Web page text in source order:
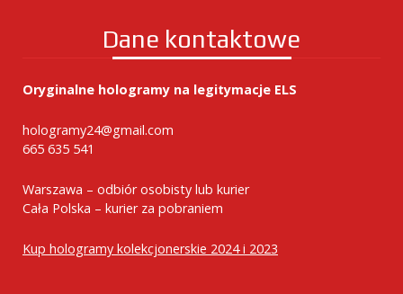
Dane kontaktowe
Oryginalne hologramy na legitymacje ELS
hologramy24@gmail.com
665 635 541
Warszawa – odbiór osobisty lub kurier
Cała Polska – kurier za pobraniem
Kup hologramy kolekcjonerskie 2024 i 2023